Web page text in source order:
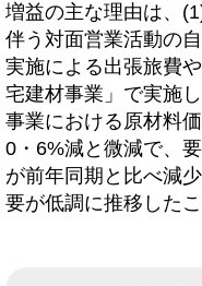
増益の主な理由は、
伴う対面営業活動の
実施による出張旅費
宅建材事業」で実施
事業における原材料
0・6%減と微減で、
が前年同期と比べ減
要が低調に推移したこ